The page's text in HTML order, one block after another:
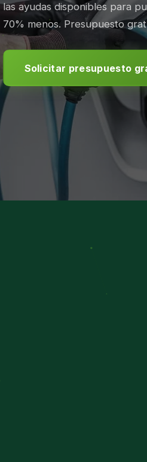
las ayudas disponibles para
70% menos. Presupuesto
Solicitar presupuesto